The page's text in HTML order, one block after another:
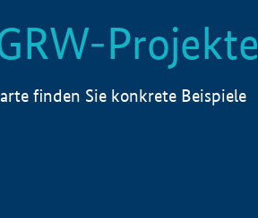
Projekte
finden Sie konkrete Beispiele